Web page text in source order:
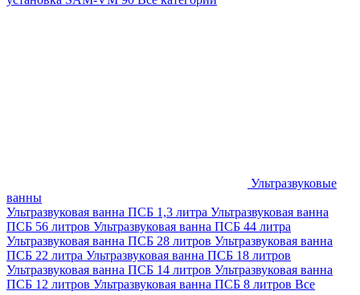
Ультразвуковые
ванны
Ультразвуковая ванна ПСБ 1,3 литра Ультразвуковая ванна
ПСБ 56 литров Ультразвуковая ванна ПСБ 44 литра
Ультразвуковая ванна ПСБ 28 литров Ультразвуковая ванна
ПСБ 22 литра Ультразвуковая ванна ПСБ 18 литров
Ультразвуковая ванна ПСБ 14 литров Ультразвуковая ванна
ПСБ 12 литров Ультразвуковая ванна ПСБ 8 литров Все